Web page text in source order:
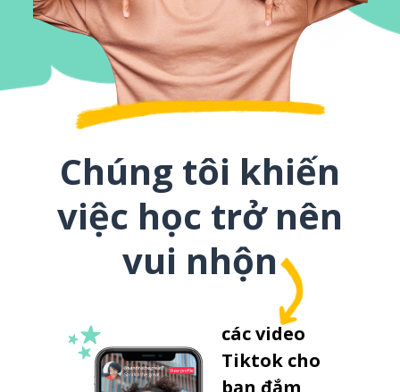
Chúng tôi khiến
việc học trở nên
vui nhộn
các video
Tiktok cho
bạn đắm